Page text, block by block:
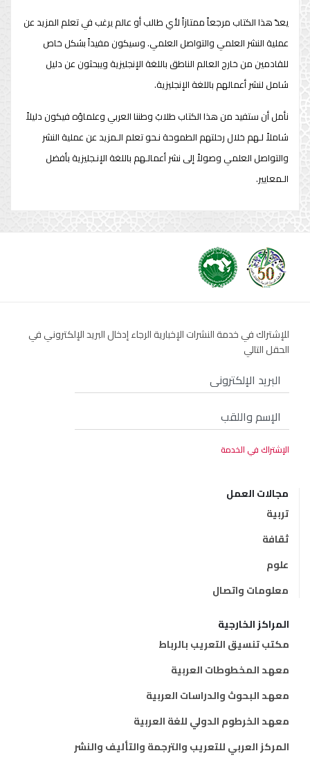
يعدّ هذا الكتاب مرجعاً ممتازاً لأي طالب أو عالم يرغب في تعلم المزيد عن
عملية النشر العلمي والتواصل العلمي. وسيكون مفيداً بشكل خاص
للقادمين من خارج العالم الناطق باللغة الإنجليزية ويبحثون عن دليل
شامل لنشر أعمالهم باللغة الإنجليزية.
نأمل أن ستفيد من هذا الكتاب طلابُ وطننا العربي وعلماؤه فيكون دليلاً
شاملاً لـهم خلال رحلتهم الطموحة نـحو تعلم الـمزيد عن عملية النشر
والتواصل العلمي وصولاً إلى نشر أعمالـهم باللغة الإنـجليزية بأفضل
الـمعايير.
للإشتراك في خدمة النشرات الإخبارية الرجاء إدخال البريد الإلكتروني في
الحقل التالي
مجالات العمل
تربية
ثقافة
علوم
معلومات واتصال
المراكز الخارجية
مكتب تنسيق التعريب بالرباط
معهد المخطوطات العربية
معهد البحوث والدراسات العربية
معهد الخرطوم الدولي للغة العربية
المركز العربي للتعريب والترجمة والتأليف والنشر